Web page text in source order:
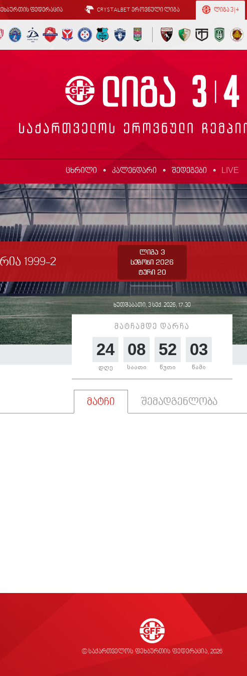
ფედერაცია CRYSTALBET ეროვნული ლიგა ლიგა 3 | 4
ცხრილი კალენდარი შედეგები LIVE
1999-2
ლიგა 3
სეზონი 2026
ტური 20
ხუთშაბათი, 3 სექ. 2026, 17:30
მატჩამდე დარჩა
24
დღე
08
საათი
52
წუთი
03
წამი
მატჩი შემადგენლობა
© საქართველოს ფეხბურთის ფედერაცია, 2026